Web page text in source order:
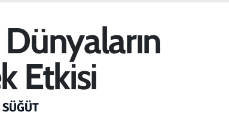
Etkisi